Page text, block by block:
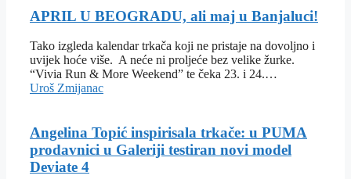
APRIL U BEOGRADU, ali maj u Banjaluci!
Tako izgleda kalendar trkača koji ne pristaje na dovoljno i
uvijek hoće više. A neće ni proljeće bez velike žurke.
“Vivia Run & More Weekend” te čeka 23. i 24.…
Uroš Zmijanac
Angelina Topić inspirisala trkače: u PUMA
prodavnici u Galeriji testiran novi model
Deviate 4